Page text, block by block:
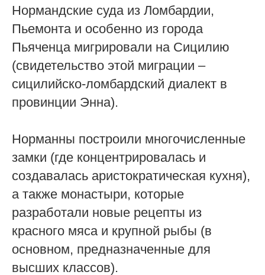
Нормандские суда из Ломбардии,
Пьемонта и особенно из города
Пьяченца мигрировали на Сицилию
(свидетельство этой миграции –
сицилийско-ломбардский диалект в
провинции Энна).
Норманны построили многочисленные
замки (где концентрировалась и
создавалась аристократическая кухня),
а также монастыри, которые
разработали новые рецепты из
красного мяса и крупной рыбы (в
основном, предназначенные для
высших классов).